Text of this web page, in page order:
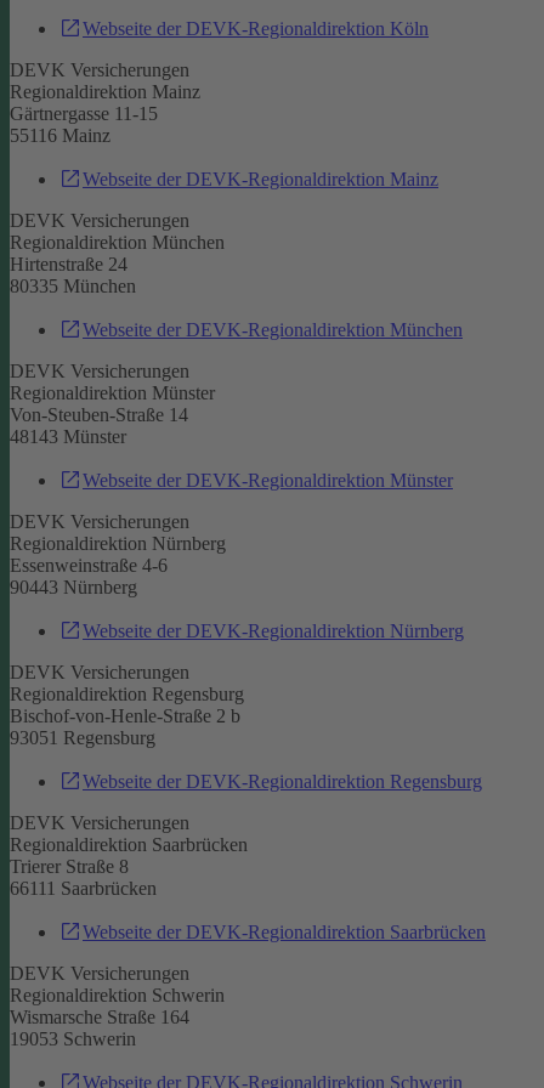
Webseite der DEVK-Regionaldirektion Köln
DEVK Versicherungen
Regionaldirektion Mainz
Gärtnergasse 11-15
55116 Mainz
Webseite der DEVK-Regionaldirektion Mainz
DEVK Versicherungen
Regionaldirektion München
Hirtenstraße 24
80335 München
Webseite der DEVK-Regionaldirektion München
DEVK Versicherungen
Regionaldirektion Münster
Von-Steuben-Straße 14
48143 Münster
Webseite der DEVK-Regionaldirektion Münster
DEVK Versicherungen
Regionaldirektion Nürnberg
Essenweinstraße 4-6
90443 Nürnberg
Webseite der DEVK-Regionaldirektion Nürnberg
DEVK Versicherungen
Regionaldirektion Regensburg
Bischof-von-Henle-Straße 2 b
93051 Regensburg
Webseite der DEVK-Regionaldirektion Regensburg
DEVK Versicherungen
Regionaldirektion Saarbrücken
Trierer Straße 8
66111 Saarbrücken
Webseite der DEVK-Regionaldirektion Saarbrücken
DEVK Versicherungen
Regionaldirektion Schwerin
Wismarsche Straße 164
19053 Schwerin
Webseite der DEVK-Regionaldirektion Schwerin